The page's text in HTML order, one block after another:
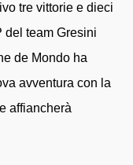
tre vittorie e dieci
del team Gresini
de Mondo ha
avventura con la
affiancherà